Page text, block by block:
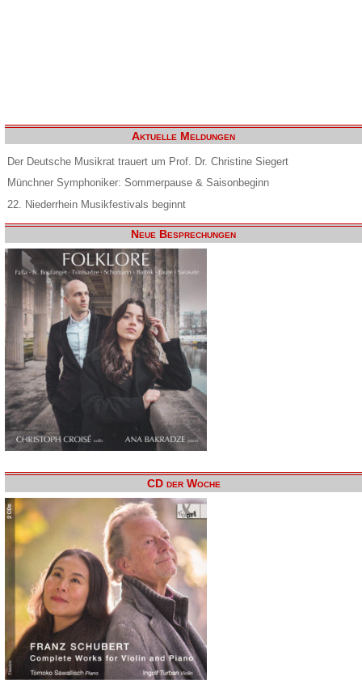
Aktuelle Meldungen
Der Deutsche Musikrat trauert um Prof. Dr. Christine Siegert
Münchner Symphoniker: Sommerpause & Saisonbeginn
22. Niederrhein Musikfestivals beginnt
Neue Besprechungen
CD der Woche